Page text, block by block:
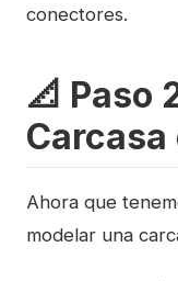
conectores.
📐 Paso
Ahora que
modelar una